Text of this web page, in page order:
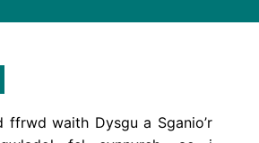
ffrwd waith Dysgu a Sganio’r